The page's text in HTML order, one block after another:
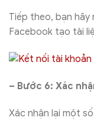
Tiếp theo, bạn hãy
Facebook tạo tài
– Bước 6: Xác
Xác nhận lại một